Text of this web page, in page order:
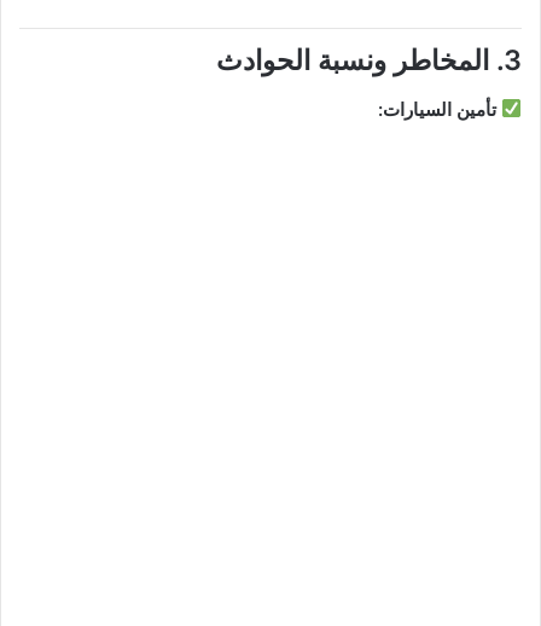
3. المخاطر ونسبة الحوادث
تأمين السيارات: